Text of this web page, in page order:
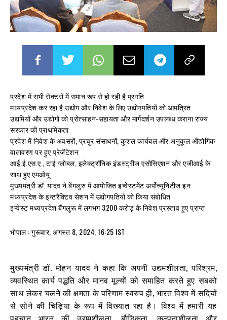
प्रदेश में सभी सेक्टरों में समान रूप से हो रही है प्रगति
मध्यप्रदेश कर रहा है उद्योग और निवेश के लिए उद्योगपतियों को आमंत्रित
उद्यमियों और उद्योगों को प्रोत्साहन-सहायता और मार्गदर्शन उपलब्ध कराना राज्य
सरकार की प्राथमिकता
प्रदेश में निवेश के अवसरों, प्रचुर संसाधनों, कुशल कार्यबल और अनुकूल औद्योगिक
वातावरण पर हुए प्रेजेंटेशन
आई.ई.एस.ए., टाई ग्लोबल, इलेक्ट्रॉनिक इंडस्ट्रीज एसोसिएशन और एजीआई के
साथ हुए एमओयू
मुख्यमंत्री डॉ. यादव ने बेंगलुरु में आयोजित इन्वेस्टमेंट अर्पोच्यूनिटीज इन
मध्यप्रदेश के इन्टरैक्टिव सेशन में उद्योगपतियों को किया संबोधित
इन्वेस्ट मध्यप्रदेश बैंगलुरू में लगभग 3200 करोड़ के निवेश प्रस्ताव हुए प्राप्त
भोपाल : गुरूवार, अगस्त 8, 2024, 16:25 IST
मुख्यमंत्री डॉ. मोहन यादव ने कहा कि अपनी उद्यमशीलता, परिश्रम,
व्यवस्थित कार्य पद्धति और मानव मूल्यों को समाहित करते हुए सबको
साथ लेकर चलने की क्षमता के परिणाम स्वरुप ही, भारत विश्व में सदियों
से सोने की चिड़िया के रूप में विख्यात रहा है। विश्व में हमारी यह